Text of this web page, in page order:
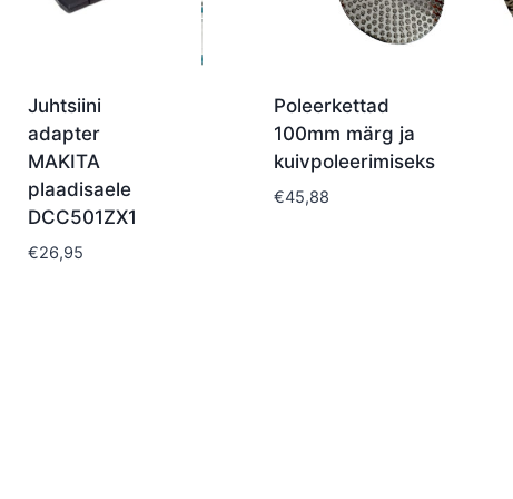
Juhtsiini
adapter
MAKITA
plaadisaele
DCC501ZX1
€26,95
Poleerkettad
100mm märg ja
kuivpoleerimiseks
€45,88